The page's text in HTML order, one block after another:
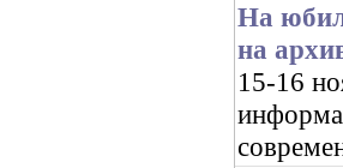
На
на
15-16